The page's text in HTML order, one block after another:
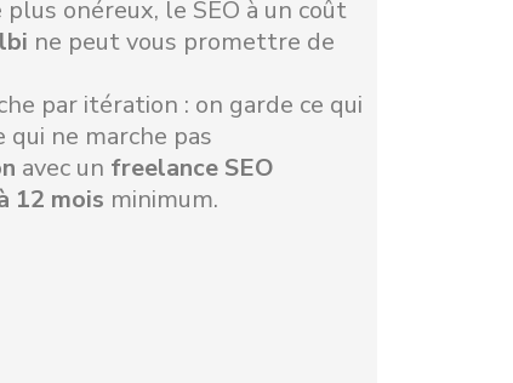
plus onéreux, le SEO à un coût
ne peut vous promettre de
par itération : on garde ce qui
qui ne marche pas
avec un freelance SEO
12 mois minimum.